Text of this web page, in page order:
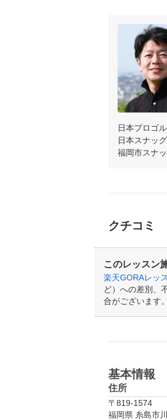
日本プロゴ
日本スナッ
福岡市スナ
クチコミ
このレッスン
楽天GORAレッ
ど）への差別、
合がございます。
基本情報
住所
〒819-1574
福岡県 糸島市